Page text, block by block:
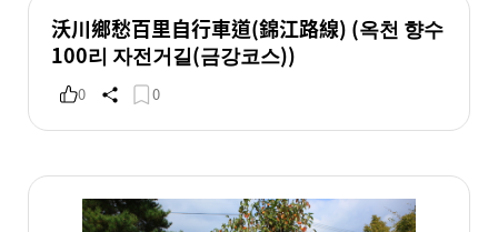
沃川鄉愁百里自行車道(錦江路線) (옥천 향수
100리 자전거길(금강코스))
0 0